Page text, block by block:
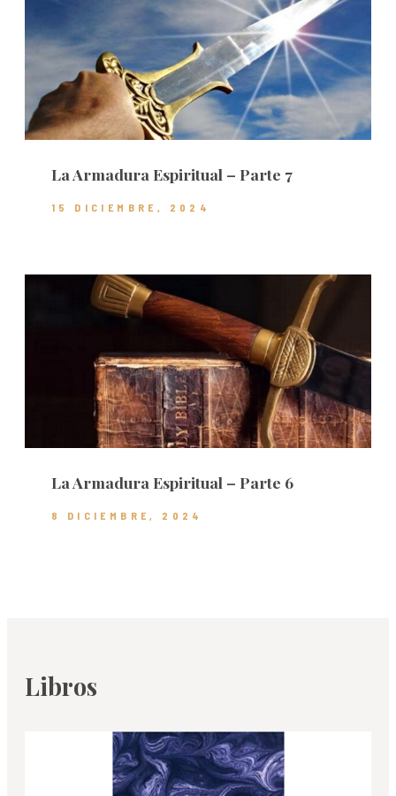
La Armadura Espiritual – Parte 7
15 DICIEMBRE, 2024
La Armadura Espiritual – Parte 6
8 DICIEMBRE, 2024
Libros